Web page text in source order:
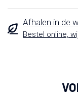
Afhalen in de
Bestel online,